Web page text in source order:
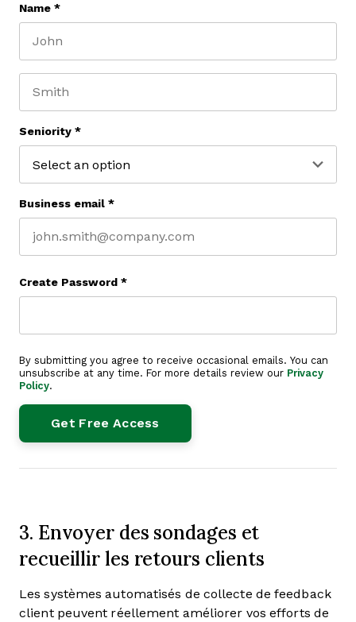
Name *
Seniority *
Business email *
Create Password *
By submitting you agree to receive occasional emails. You can
unsubscribe at any time. For more details review our Privacy
Policy.
3. Envoyer des sondages et
recueillir les retours clients
Les systèmes automatisés de collecte de feedback
client peuvent réellement améliorer vos efforts de